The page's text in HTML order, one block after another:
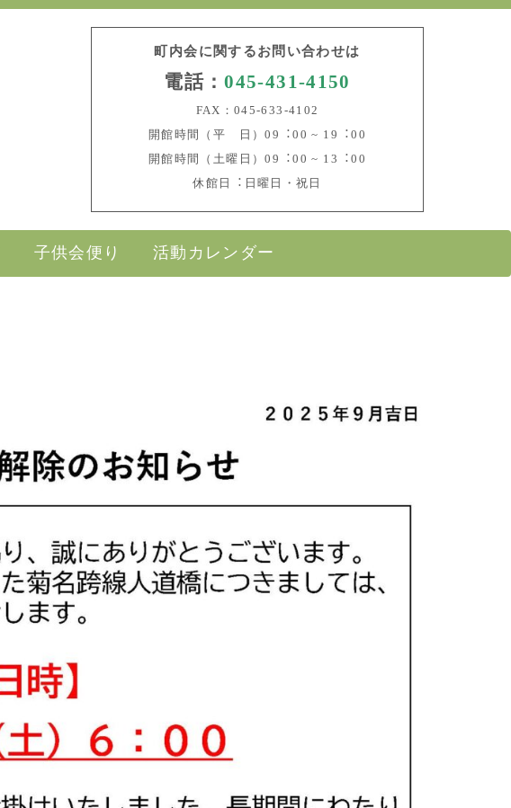
町内会に関するお問い合わせは
電話：045-431-4150
FAX：045-633-4102
開館時間（平 日）09︓00 ~ 19︓00
開館時間（土曜日）09︓00 ~ 13︓00
休館日︓日曜日・祝日
子供会便り 活動カレンダー